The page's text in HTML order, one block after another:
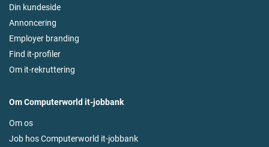
Din kundeside
Annoncering
Employer branding
Find it-profiler
Om it-rekruttering
Om Computerworld it-jobbank
Om os
Job hos Computerworld it-jobbank